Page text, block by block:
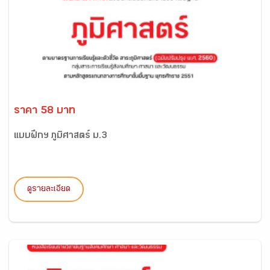
ราคา 58 บาท
แบบฝึกฯ ภูมิศาสตร์ ม.3
ดูรายละเอียด